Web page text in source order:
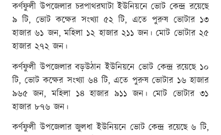
কর্ণফুলী উপজেলার চরপাথরঘাটা ইউনিয়নে ভোট কেন্দ্র রয়েছে
৯ টি, ভোট কক্ষের সংখ্যা ৫২ টি, এতে পুরুষ ভোটার ১৩
হাজার ৬১ জন, মহিলা ১২ হাজার ২১১ জন। মোট ভোটার ২৫
হাজার ২৭২ জন।
কর্ণফুলী উপজেলার বড়উঠান ইউনিয়নে ভোট কেন্দ্র রয়েছে ১০
টি, ভোট কক্ষের সংখ্যা ৬৪ টি, এতে পুরুষ ভোটার ১৬ হাজার
৯৬৫ জন, মহিলা ১৪ হাজার ৯১১ জন। মোট ভোটার ৩১
হাজার ৮৭৬ জন।
কর্ণফুলী উপজেলার জুলধা ইউনিয়নে ভোট কেন্দ্র রয়েছে ৬ টি,